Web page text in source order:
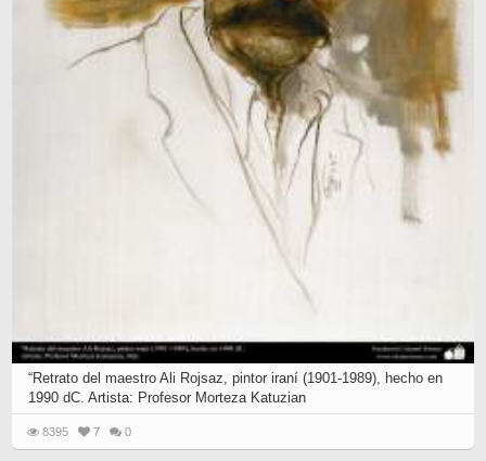
“Retrato del maestro Ali Rojsaz, pintor iraní (1901-1989), hecho en
1990 dC. Artista: Profesor Morteza Katuzian
8395 7 0